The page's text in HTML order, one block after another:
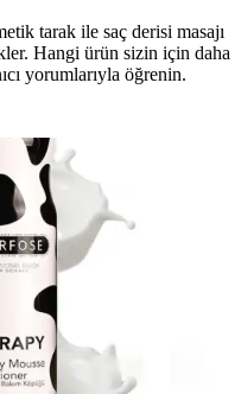
tarak ile saç derisi masajı
Hangi ürün sizin için daha
yorumlarıyla öğrenin.